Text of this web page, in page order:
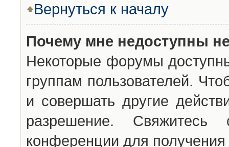
Вернуться к началу
Почему мне недоступны
Некоторые форумы
группам пользователей.
и совершать другие
разрешение. Свяжитесь
конференции для получения